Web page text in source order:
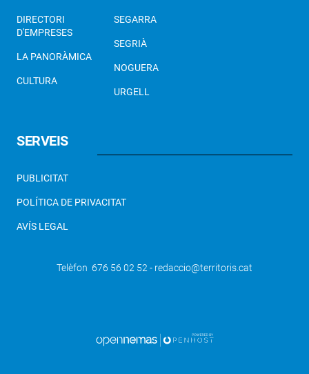
DIRECTORI
D'EMPRESES
LA PANORÀMICA
CULTURA
SEGARRA
SEGRIÀ
NOGUERA
URGELL
SERVEIS
PUBLICITAT
POLÍTICA DE PRIVACITAT
AVÍS LEGAL
Telèfon 676 56 02 52 - redaccio@territoris.cat